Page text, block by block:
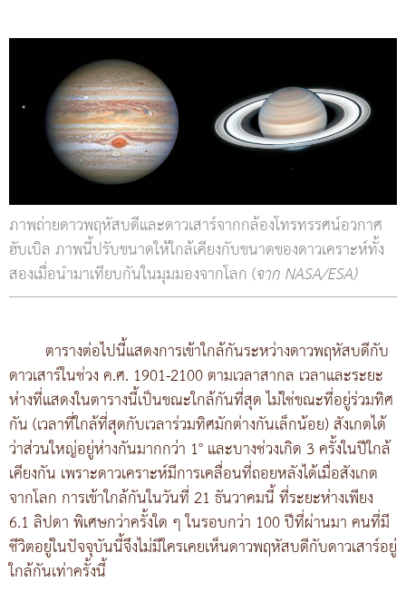
ภาพถ่ายดาวพฤหัสบดีและดาวเสาร์จากกล้องโทรทรรศน์อวกาศ
ฮับเบิล ภาพนี้ปรับขนาดให้ใกล้เคียงกับขนาดของดาวเคราะห์ทั้ง
สองเมื่อนำมาเทียบกันในมุมมองจากโลก (จาก NASA/ESA)
ตารางต่อไปนี้แสดงการเข้าใกล้กันระหว่างดาวพฤหัสบดีกับ
ดาวเสาร์ในช่วง ค.ศ. 1901-2100 ตามเวลาสากล เวลาและระยะ
ห่างที่แสดงในตารางนี้เป็นขณะใกล้กันที่สุด ไม่ใช่ขณะที่อยู่ร่วมทิศ
กัน (เวลาที่ใกล้ที่สุดกับเวลาร่วมทิศมักต่างกันเล็กน้อย) สังเกตได้
ว่าส่วนใหญ่อยู่ห่างกันมากกว่า 1° และบางช่วงเกิด 3 ครั้งในปีใกล้
เคียงกัน เพราะดาวเคราะห์มีการเคลื่อนที่ถอยหลังได้เมื่อสังเกต
จากโลก การเข้าใกล้กันในวันที่ 21 ธันวาคมนี้ ที่ระยะห่างเพียง
6.1 ลิปดา พิเศษกว่าครั้งใด ๆ ในรอบกว่า 100 ปีที่ผ่านมา คนที่มี
ชีวิตอยู่ในปัจจุบันนี้จึงไม่มีใครเคยเห็นดาวพฤหัสบดีกับดาวเสาร์อยู่
ใกล้กันเท่าครั้งนี้